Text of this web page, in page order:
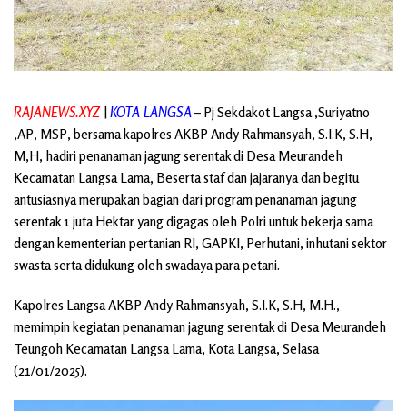
RAJANEWS.XYZ |KOTA LANGSA– Pj Sekdakot Langsa ,Suriyatno
,AP, MSP, bersama kapolres AKBP Andy Rahmansyah, S.I.K, S.H,
M,H, hadiri penanaman jagung serentak di Desa Meurandeh
Kecamatan Langsa Lama, Beserta staf dan jajaranya dan begitu
antusiasnya merupakan bagian dari program penanaman jagung
serentak 1 juta Hektar yang digagas oleh Polri untuk bekerja sama
dengan kementerian pertanian RI, GAPKI, Perhutani, inhutani sektor
swasta serta didukung oleh swadaya para petani.
Kapolres Langsa AKBP Andy Rahmansyah, S.I.K, S.H, M.H.,
memimpin kegiatan penanaman jagung serentak di Desa Meurandeh
Teungoh Kecamatan Langsa Lama, Kota Langsa, Selasa
(21/01/2025).